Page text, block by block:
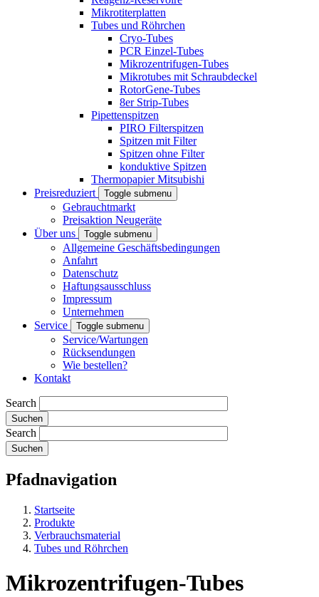
Mikrotiterplatten
Tubes und Röhrchen
Cryo-Tubes
PCR Einzel-Tubes
Mikrozentrifugen-Tubes
Mikrotubes mit Schraubdeckel
RotorGene-Tubes
8er Strip-Tubes
Pipettenspitzen
PIRO Filterspitzen
Spitzen mit Filter
Spitzen ohne Filter
konduktive Spitzen
Thermopapier Mitsubishi
Preisreduziert
Toggle submenu
Gebrauchtmarkt
Preisaktion Neugeräte
Über uns
Toggle submenu
Allgemeine Geschäftsbedingungen
Anfahrt
Datenschutz
Haftungsausschluss
Impressum
Unternehmen
Service
Toggle submenu
Service/Wartungen
Rücksendungen
Wie bestellen?
Kontakt
Search
Search
Pfadnavigation
Startseite
Produkte
Verbrauchsmaterial
Tubes und Röhrchen
Mikrozentrifugen-Tubes